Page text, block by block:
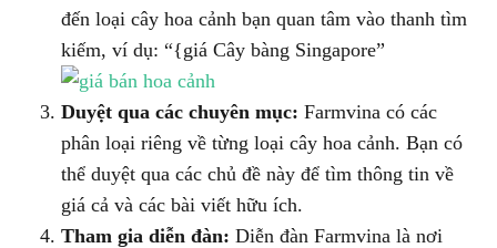
đến loại cây hoa cảnh bạn quan tâm vào thanh tìm
kiếm, ví dụ: “{giá Cây bàng Singapore”
Duyệt qua các chuyên mục: Farmvina có các
phân loại riêng về từng loại cây hoa cảnh. Bạn có
thể duyệt qua các chủ đề này để tìm thông tin về
giá cả và các bài viết hữu ích.
Tham gia diễn đàn: Diễn đàn Farmvina là nơi